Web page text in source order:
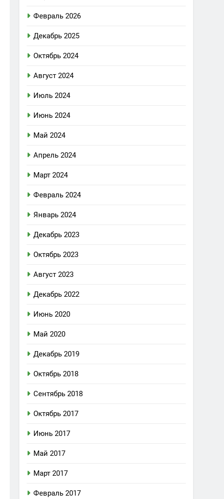
Февраль 2026
Декабрь 2025
Октябрь 2024
Август 2024
Июль 2024
Июнь 2024
Май 2024
Апрель 2024
Март 2024
Февраль 2024
Январь 2024
Декабрь 2023
Октябрь 2023
Август 2023
Декабрь 2022
Июнь 2020
Май 2020
Декабрь 2019
Октябрь 2018
Сентябрь 2018
Октябрь 2017
Июнь 2017
Май 2017
Март 2017
Февраль 2017